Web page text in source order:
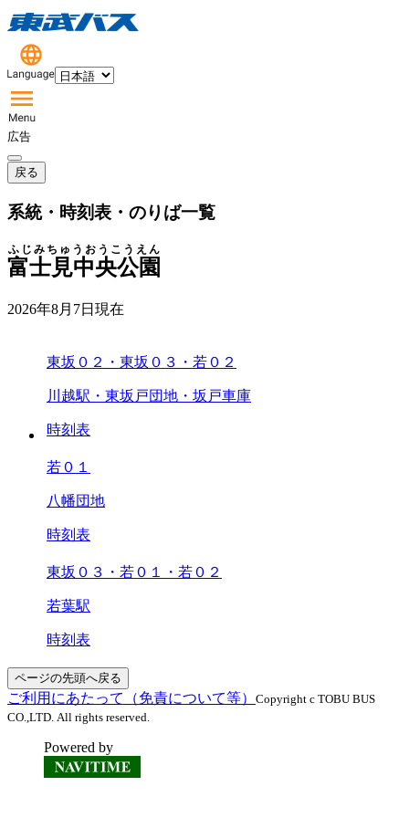
広告
戻る
系統・時刻表・のりば一覧
富士見中央公園
ふじみちゅうおうこうえん
2026年8月7日 現在
東坂０２・東坂０３・若０２
川越駅・東坂戸団地・坂戸車庫
時刻表
若０１
八幡団地
時刻表
東坂０３・若０１・若０２
若葉駅
時刻表
ページの先頭へ戻る
ご利用にあたって（免責について等） Copyright c TOBU BUS
CO.,LTD. All rights reserved.
Powered by